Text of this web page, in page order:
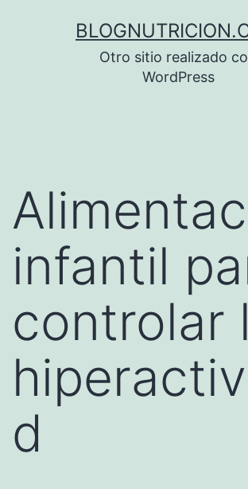
Otro sitio realizado
WordPress
infantil
controlar
d